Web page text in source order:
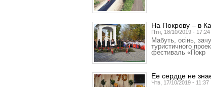
На Покрову – в
Птн, 18/10/2019 - 17:24
Мабуть, осінь,
туристичного
фестиваль «Покр
Ее сердце не
Чтв, 17/10/2019 - 11:37